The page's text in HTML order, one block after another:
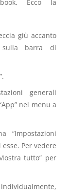
Ecco la
giù accanto
sulla barra di
generali
nel menu a
“Impostazioni
Per vedere
tutto” per